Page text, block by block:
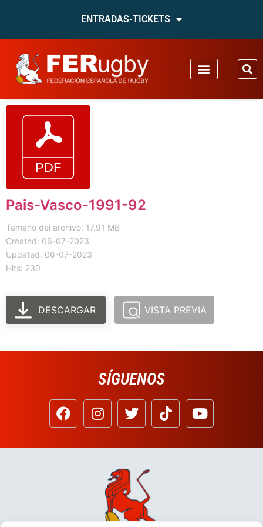
ENTRADAS-TICKETS
Pais-Vasco-1991-92
Tamaño del archivo: 17.91 MB
Created: 06-07-2023
Updated: 06-07-2023
Hits: 230
DESCARGAR VISTA PREVIA
SÍGUENOS